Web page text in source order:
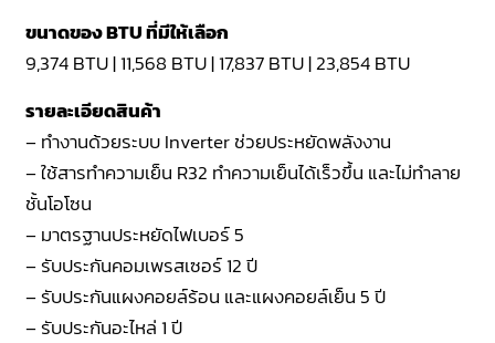
ขนาดของ BTU ที่มีให้เลือก
9,374 BTU | 11,568 BTU | 17,837 BTU | 23,854 BTU
รายละเอียดสินค้า
– ทำงานด้วยระบบ Inverter ช่วยประหยัดพลังงาน
– ใช้สารทำความเย็น R32 ทำความเย็นได้เร็วขึ้น และไม่ทำลาย
ชั้นโอโซน
– มาตรฐานประหยัดไฟเบอร์ 5
– รับประกันคอมเพรสเซอร์ 12 ปี
– รับประกันแผงคอยล์ร้อน และแผงคอยล์เย็น 5 ปี
– รับประกันอะไหล่ 1 ปี